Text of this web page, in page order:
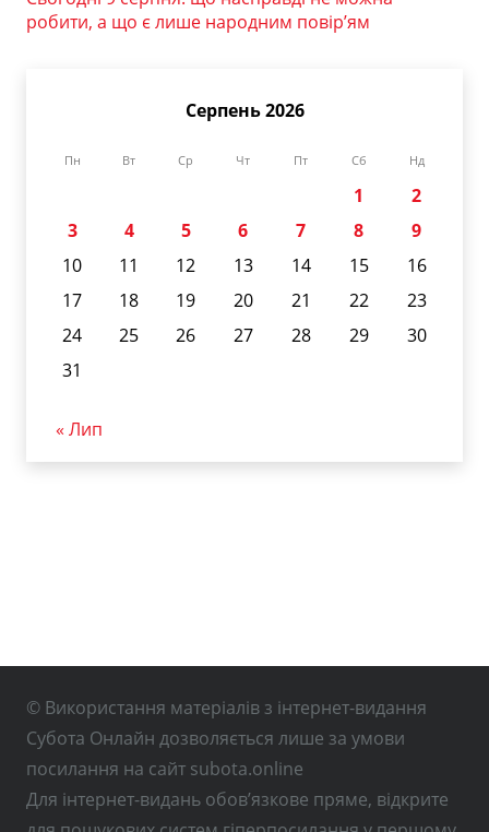
робити, а що є лише народним повір’ям
Серпень 2026
Пн Вт Ср Чт Пт Сб Нд
1
2
3
4 5 6 7 8
9
10
11 12 13 14 15
16
17
18 19 20 21 22
23
24
25 26 27 28 29
30
31
« Лип
© Використання матеріалів з інтернет-видання
Субота Онлайн дозволяється лише за умови
посилання на сайт subota.online
Для інтернет-видань обов’язкове пряме, відкрите